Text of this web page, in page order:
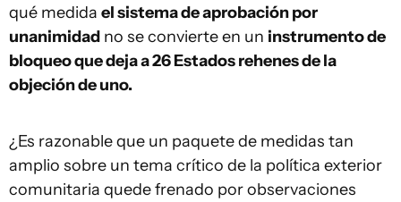
qué medida el sistema de aprobación por
unanimidad no se convierte en un instrumento de
bloqueo que deja a 26 Estados rehenes de la
objeción de uno.
¿Es razonable que un paquete de medidas tan
amplio sobre un tema crítico de la política exterior
comunitaria quede frenado por observaciones